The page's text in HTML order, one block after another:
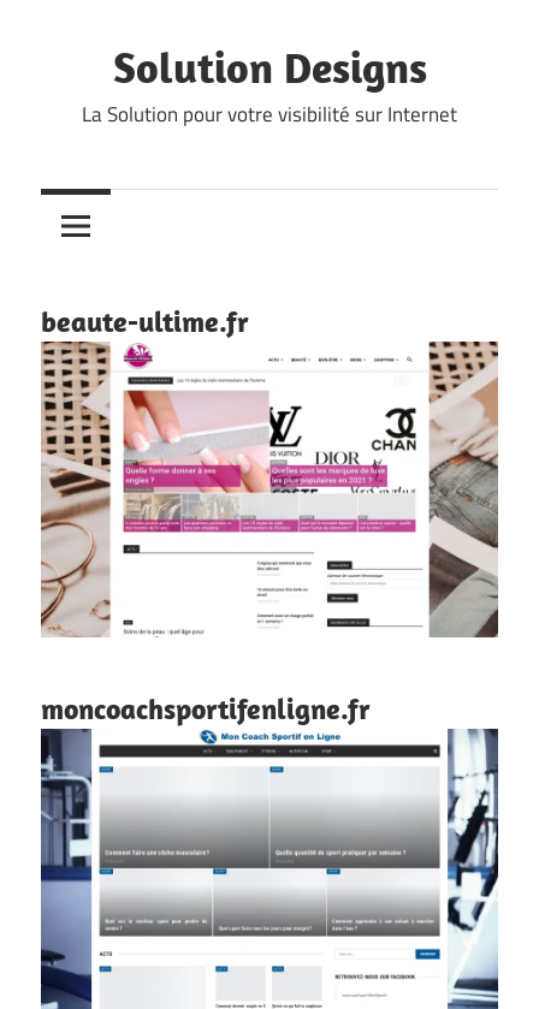
Solution Designs
La Solution pour votre visibilité sur Internet
beaute-ultime.fr
moncoachsportifenligne.fr